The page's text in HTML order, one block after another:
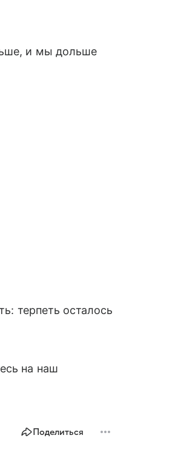
и мы дольше
терпеть осталось
на наш
Поделиться